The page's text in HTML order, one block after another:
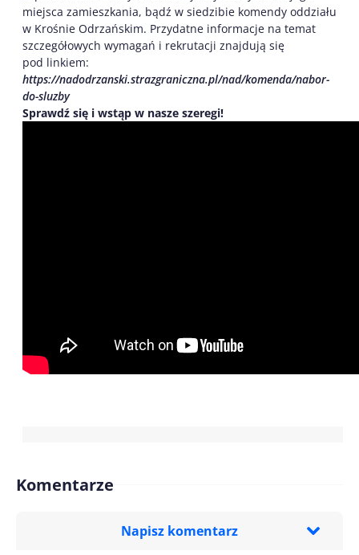
miejsca zamieszkania, bądź w siedzibie komendy oddziału
w Krośnie Odrzańskim. Przydatne informacje na temat
szczegółowych wymagań i rekrutacji znajdują się
pod linkiem:
https://nadodrzanski.strazgraniczna.pl/nad/komenda/nabor-
do-sluzby
Sprawdź się i wstąp w nasze szeregi!
Komentarze
Napisz komentarz